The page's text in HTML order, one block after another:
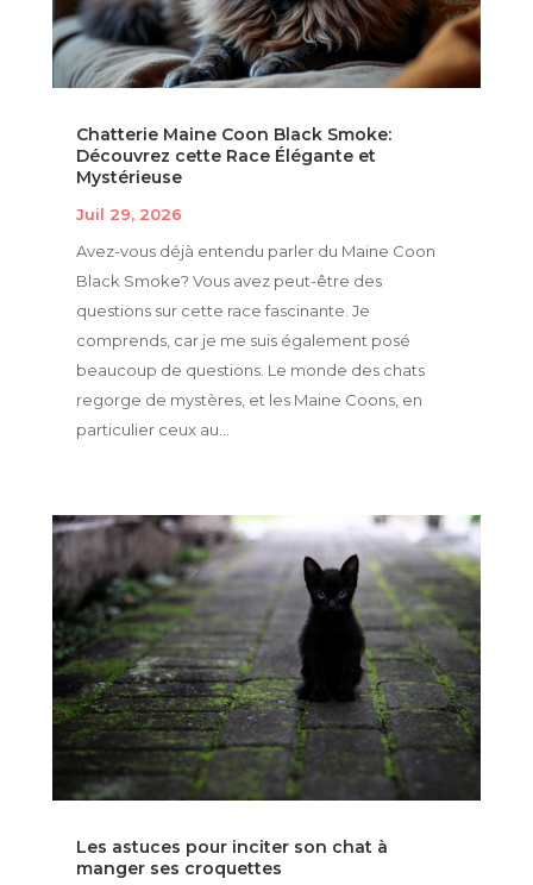
Chatterie Maine Coon Black Smoke:
Découvrez cette Race Élégante et
Mystérieuse
Juil 29, 2026
Avez-vous déjà entendu parler du Maine Coon
Black Smoke? Vous avez peut-être des
questions sur cette race fascinante. Je
comprends, car je me suis également posé
beaucoup de questions. Le monde des chats
regorge de mystères, et les Maine Coons, en
particulier ceux au...
Les astuces pour inciter son chat à
manger ses croquettes